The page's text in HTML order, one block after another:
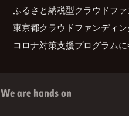
ふるさと納税型クラウドフ
東京都クラウドファンディ
コロナ対策支援プログラム
We are hands on